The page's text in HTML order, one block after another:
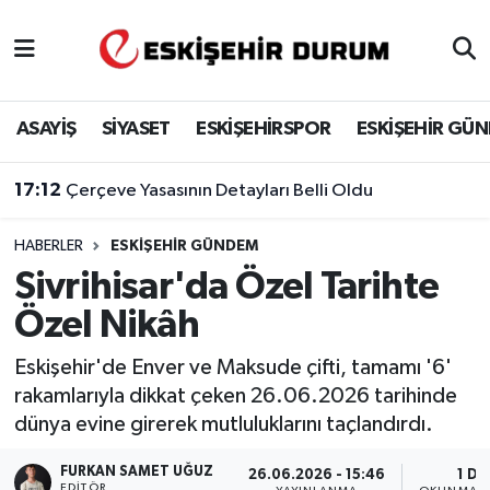
ASAYİŞ SİYASET ESKİŞEHİRSPOR ESKİŞEHİR
17:12 Çerçeve Yasasının Detayları Belli Oldu
HABERLER ESKIŞEHIR GÜNDEM
Sivrihisar'da Özel Tarihte
Özel Nikâh
Eskişehir'de Enver ve Maksude çifti, tamamı '6'
rakamlarıyla dikkat çeken 26.06.2026 tarihinde
dünya evine girerek mutluluklarını taçlandırdı.
FURKAN SAMET UĞUZ 26.06.2026 - 15:46 1 DK
Eskişehir Hava Durumu
Eskişehir Namaz Vakitleri
Eskişehir Trafik Yoğunluk Haritası
Süper Lig Puan Durumu ve Fikstür
Tüm Manşetler
Son Dakika Haberleri
Haber Arşivi